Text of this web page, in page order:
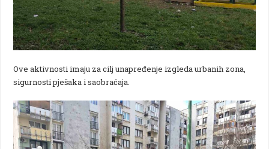
Ove aktivnosti imaju za cilj unapređenje izgleda urbanih zona,
sigurnosti pješaka i saobraćaja.